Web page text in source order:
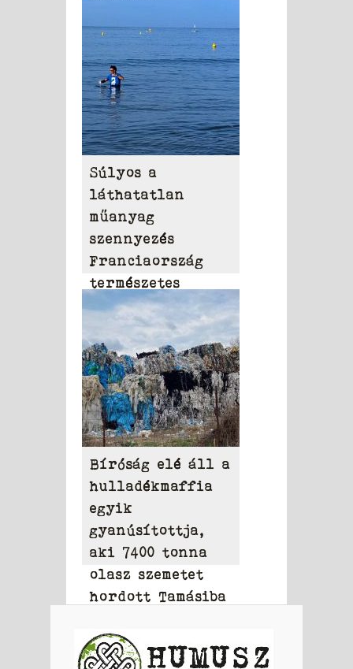
Súlyos a
láthatatlan
műanyag
szennyezés
Franciaország
természetes
vizeiben
Bíróság elé áll a
hulladékmaffia
egyik
gyanúsítottja,
aki 7400 tonna
olasz szemetet
hordott Tamásiba